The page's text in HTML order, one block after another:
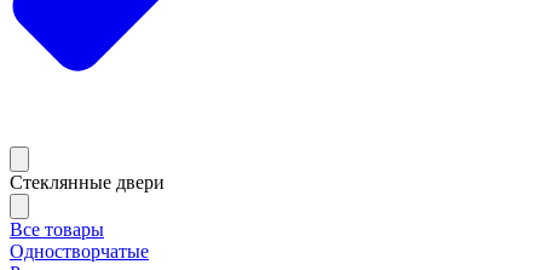
Стеклянные двери
Все товары
Одностворчатые